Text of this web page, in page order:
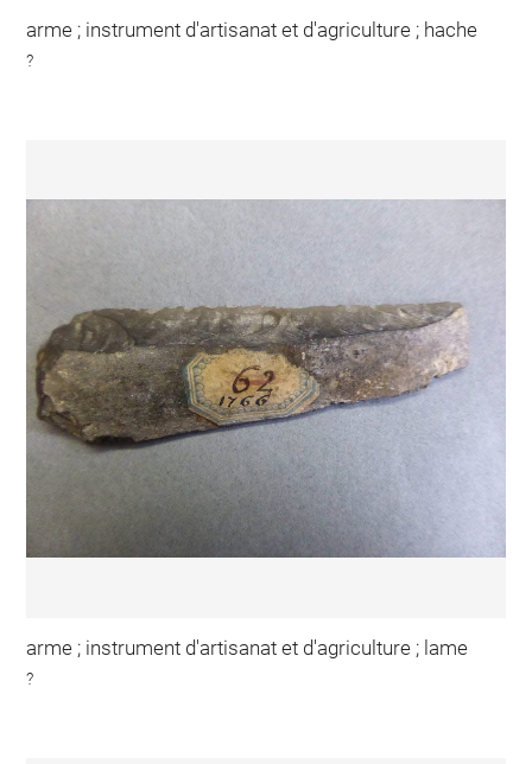
arme ; instrument d'artisanat et d'agriculture ; hache
?
arme ; instrument d'artisanat et d'agriculture ; lame
?